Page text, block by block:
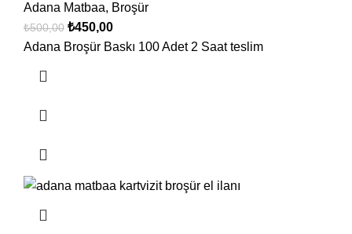
Adana Matbaa, Broşür
₺500,00 ₺450,00
Adana Broşür Baskı 100 Adet 2 Saat teslim